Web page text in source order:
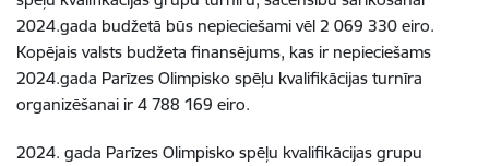
2024.gada budžetā būs nepieciešami vēl 2 069 330 eiro.
Kopējais valsts budžeta finansējums, kas ir nepieciešams
2024.gada Parīzes Olimpisko spēļu kvalifikācijas turnīra
organizēšanai ir 4 788 169 eiro.
2024. gada Parīzes Olimpisko spēļu kvalifikācijas grupu